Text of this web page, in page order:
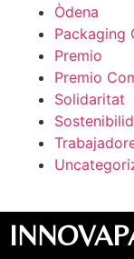
Òdena
Packaging
Premio
Premio
Solidaritat